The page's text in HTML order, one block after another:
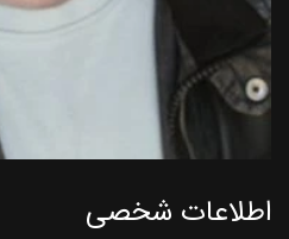
اطلاعات شخصی